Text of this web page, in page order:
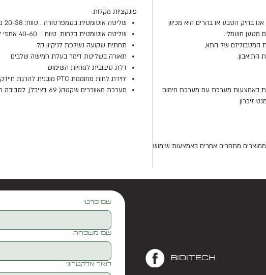
בחיק הטבע או בהרים היא מכיוון
מטען חשמלי.
את המטבוליזם של התא,
התיאבון.
באמצעות מערכת עם מערכת חימום
החשמל ממוצרים מתחרים אחרים באמצעות שימוש
פונקציות מקלות
שליטה אוטומטית בטמפרטורה . טווח: 20-38 מעלות צלסיוס.
שליטה אוטומטית בלחות. טווח : 40-60 אחוזי לחות.
תחתית שקועה נשלפת לניקיון קל
תאורה בשליטת דימר בעלת חמישה שלבים
דלת סיבובית לנוחיות השימוש
יחידת לחות מחוממת PTC מובנית להרגת חיידקים
מערכת מאווררים שקטה( 69 דציבל), לסביבה רגועה יותר לבעלי החיים
שם פרטי
שם משפחה
דואר אלקטרוני
biditech